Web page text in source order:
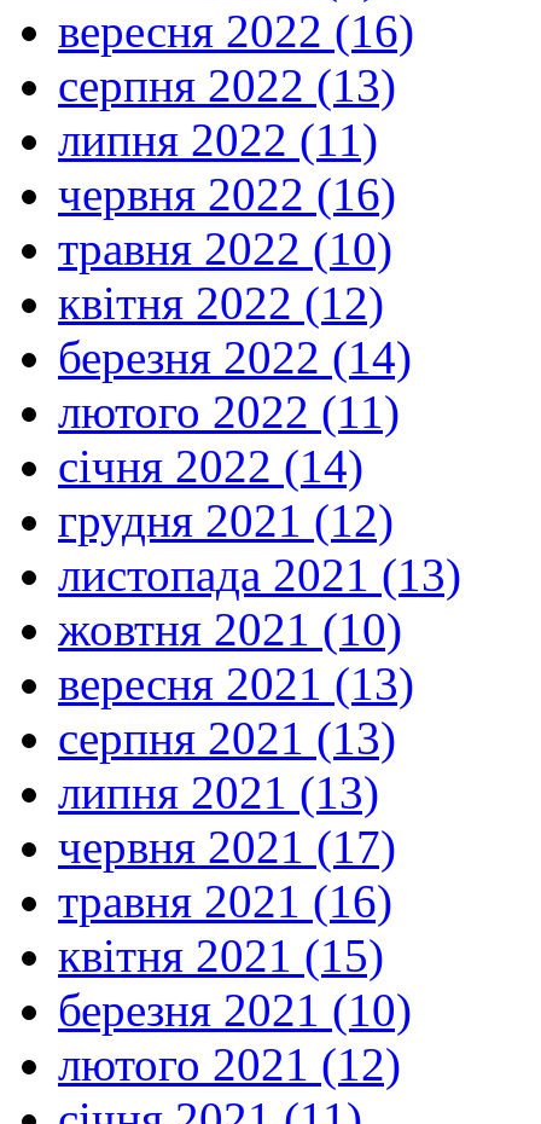
вересня 2022 (16)
серпня 2022 (13)
липня 2022 (11)
червня 2022 (16)
травня 2022 (10)
квітня 2022 (12)
березня 2022 (14)
лютого 2022 (11)
січня 2022 (14)
грудня 2021 (12)
листопада 2021 (13)
жовтня 2021 (10)
вересня 2021 (13)
серпня 2021 (13)
липня 2021 (13)
червня 2021 (17)
травня 2021 (16)
квітня 2021 (15)
березня 2021 (10)
лютого 2021 (12)